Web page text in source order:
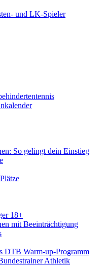
und LK-Spieler
So gelingt dein Einstieg
18+
mit Beeinträchtigung
DTB Warm-up-Programm
Athletik